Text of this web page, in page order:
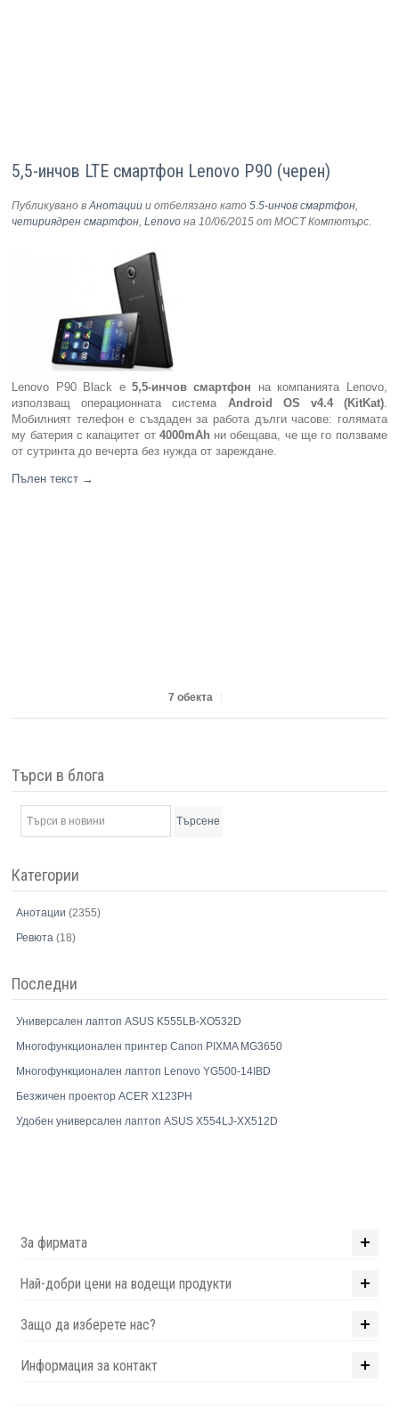
5,5-инчов LTE смартфон Lenovo P90 (черен)
Публикувано вАнотации и отбелязано като5.5-инчов смартфон,
четириядрен смартфон,Lenovo на 10/06/2015 от МОСТ Компютърс.
Lenovo P90 Black е 5,5-инчов смартфон на компанията Lenovo,
използващ операционната система Android OS v4.4 (KitKat).
Мобилният телефон е създаден за работа дълги часове: голямата
му батерия с капацитет от 4000mAh ни обещава, че ще го ползваме
от сутринта до вечерта без нужда от зареждане.
Пълен текст →
7 обекта
Търси в блога
Търсене
Категории
Анотации(2355)
Ревюта(18)
Последни
Универсален лаптоп ASUS K555LB-XO532D
Многофункционален принтер Canon PIXMA MG3650
Многофункционален лаптоп Lenovo YG500-14IBD
Безжичен проектор ACER X123PH
Удобен универсален лаптоп ASUS X554LJ-XX512D
За фирмата
Най-добри цени на водещи продукти
Защо да изберете нас?
Информация за контакт